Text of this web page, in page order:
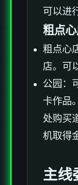
可以进
粗点
粗点心
店。可
公园：
卡作品
处购买
机取得
主线